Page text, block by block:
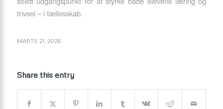
trivsel – i fællesskab.
MARTS 21, 2026
Share this entry